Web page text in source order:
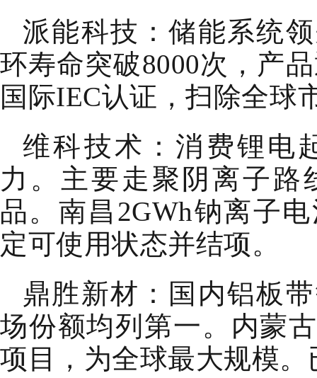
派能科技：储能系统
环寿命突破8000次，产
国际IEC认证，扫除全球
维科技术：消费锂电
力。主要走聚阴离子路
品。南昌2GWh钠离子
定可使用状态并结项。
鼎胜新材：国内铝板
场份额均列第一。内蒙
项目，为全球最大规模